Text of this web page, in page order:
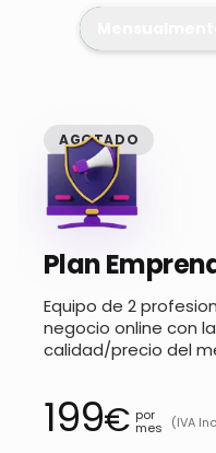
AGOTADO
Plan
Equipo de 2
negocio online con
calidad/precio del
199€ por
mes (IVA